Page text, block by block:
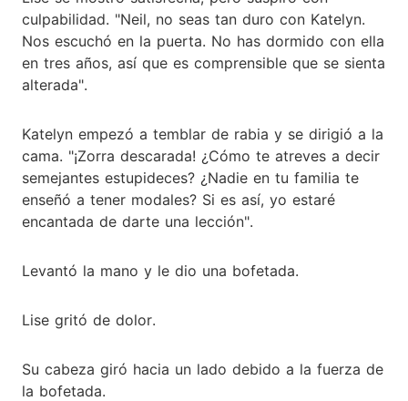
culpabilidad. "Neil, no seas tan duro con Katelyn.
Nos escuchó en la puerta. No has dormido con ella
en tres años, así que es comprensible que se sienta
alterada".
Katelyn empezó a temblar de rabia y se dirigió a la
cama. "¡Zorra descarada! ¿Cómo te atreves a decir
semejantes estupideces? ¿Nadie en tu familia te
enseñó a tener modales? Si es así, yo estaré
encantada de darte una lección".
Levantó la mano y le dio una bofetada.
Lise gritó de dolor.
Su cabeza giró hacia un lado debido a la fuerza de
la bofetada.